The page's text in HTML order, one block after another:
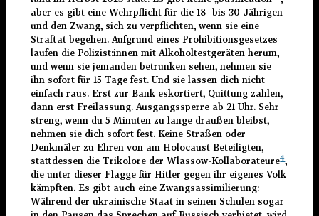
aber es gibt eine Wehrpflicht für die 18- bis 30-Jährigen
und den Zwang, sich zu verpflichten, wenn sie eine
Straftat begehen. Aufgrund eines Prohibitionsgesetzes
laufen die Polizist:innen mit Alkoholtestgeräten herum,
und wenn sie jemanden betrunken sehen, nehmen sie
ihn sofort für 15 Tage fest. Und sie lassen dich nicht
einfach raus. Erst zur Bank eskortiert, Quittung zahlen,
dann erst Freilassung. Ausgangssperre ab 21 Uhr. Sehr
streng, wenn du 5 Minuten zu lange draußen bleibst,
nehmen sie dich sofort fest. Keine Straßen oder
Denkmäler zu Ehren von am Holocaust Beteiligten,
stattdessen die Trikolore der Wlassow-Kollaborateure4,
die unter dieser Flagge für Hitler gegen ihr eigenes Volk
kämpften. Es gibt auch eine Zwangsassimilierung:
Während der ukrainische Staat in seinen Schulen sogar